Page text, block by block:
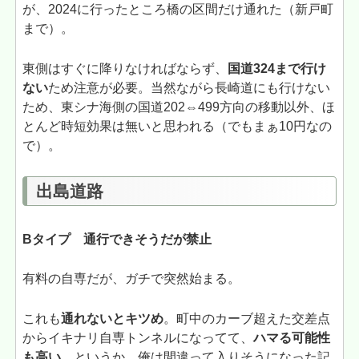
が、2024に行ったところ橋の区間だけ通れた（新戸町
まで）。
東側はすぐに降りなければならず、
国道324まで行け
ないため注意が必要。当然ながら長崎道にも行けない
ため、東シナ海側の国道202⇔499方向の移動以外、ほ
とんど時短効果は無いと思われる（でもまぁ10円なの
で）。
出島道路
Bタイプ 通行できそうだが禁止
有料の自専だが、ガチで突然始まる。
これも通れないとキツめ。町中のカーブ超えた交差点
からイキナリ自専トンネルになってて、ハマる可能性